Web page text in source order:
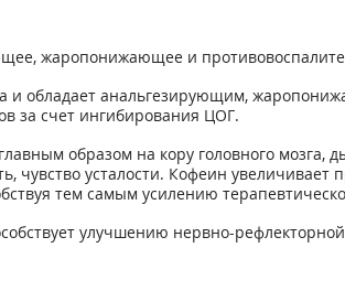
жаропонижающее и
и обладает анальгезирующим,
за счет ингибирования ЦОГ.
образом на кору головного
чувство усталости. Кофеин
тем самым усилению
улучшению нервно-